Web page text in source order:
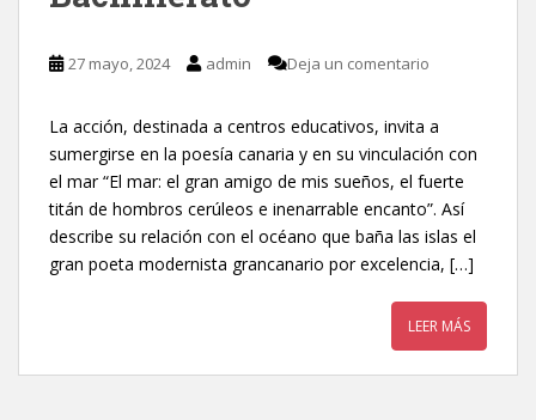
27 mayo, 2024 admin Deja un comentario
La acción, destinada a centros educativos, invita a
sumergirse en la poesía canaria y en su vinculación con
el mar “El mar: el gran amigo de mis sueños, el fuerte
titán de hombros cerúleos e inenarrable encanto”. Así
describe su relación con el océano que baña las islas el
gran poeta modernista grancanario por excelencia, […]
LEER MÁS